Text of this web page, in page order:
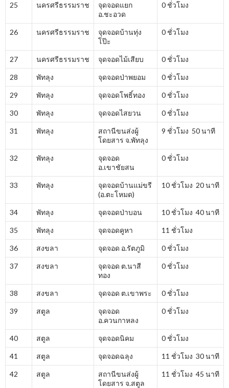
25 นครศรีธรรมราช
จุดจอดแยก
อ.ชะอวด
0 ชั่วโมง
26 นครศรีธรรมราช
จุดจอดบ้านทุ่ง
โป๊ะ
0 ชั่วโมง
27 นครศรีธรรมราช จุดจอดไม้เสียบ 0 ชั่วโมง
28 พัทลุง จุดจอดป่าพยอม 0 ชั่วโมง
29 พัทลุง จุดจอดโพธิ์ทอง 0 ชั่วโมง
30 พัทลุง จุดจอดไสยวน 0 ชั่วโมง
31 พัทลุง
สถานีขนส่งผู้
โดยสาร จ.พัทลุง
9 ชั่วโมง 50 นาที
32 พัทลุง
จุดจอด
อ.เขาชัยสน
0 ชั่วโมง
33 พัทลุง
จุดจอดบ้านแม่ขรี
(อ.ตะโหมด)
10 ชั่วโมง 20 นาที
34 พัทลุง จุดจอดป่าบอน 10 ชั่วโมง 40 นาที
35 พัทลุง จุดจอดคูหา 11 ชั่วโมง
36 สงขลา จุดจอด อ.รัตภูมิ 0 ชั่วโมง
37 สงขลา
จุดจอด ต.นาสี
ทอง
0 ชั่วโมง
38 สงขลา จุดจอด ต.เขาพระ 0 ชั่วโมง
39 สตูล
จุดจอด
อ.ควนกาหลง
0 ชั่วโมง
40 สตูล จุดจอดนิคม 0 ชั่วโมง
41 สตูล จุดจอดฉลุง 11 ชั่วโมง 30 นาที
42 สตูล
สถานีขนส่งผู้
โดยสาร จ.สตูล
11 ชั่วโมง 45 นาที